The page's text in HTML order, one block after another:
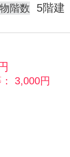
階数 5階建
円
3,000円